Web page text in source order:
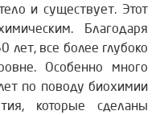
и существует. Этот
Благодаря
лет, все более глубоко
Особенно много
по поводу биохимии
которые сделаны